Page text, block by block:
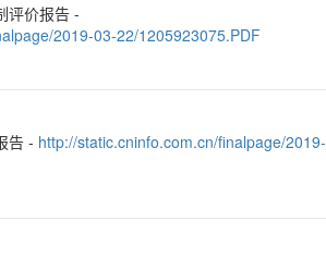
评价报告 -
2019-03-22/1205923075.PDF
告 - http://static.cninfo.com.cn/finalpage/2019-